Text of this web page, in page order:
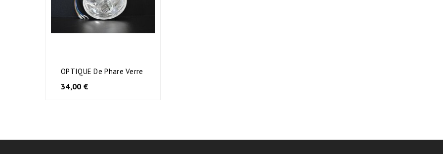
OPTIQUE De Phare Verre
34,00 €